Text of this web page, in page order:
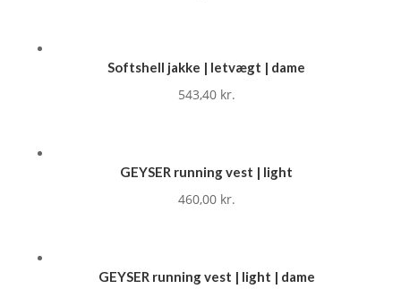
Softshell jakke | letvægt | dame
543,40 kr.
GEYSER running vest | light
460,00 kr.
GEYSER running vest | light | dame